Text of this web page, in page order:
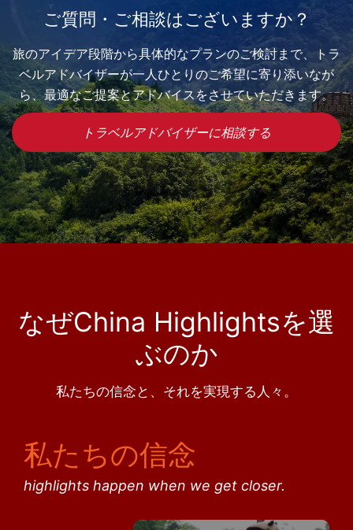
ご質問・ご相談はございますか？
旅のアイデア段階から具体的なプランのご検討まで、トラ
ベルアドバイザーが一人ひとりのご希望に寄り添いなが
ら、最適なご提案とアドバイスをさせていただきます。
トラベルアドバイザーに相談する
なぜChina Highlightsを選
ぶのか
私たちの信念と、それを実現する人々。
私たちの信念
highlights happen when we get closer.